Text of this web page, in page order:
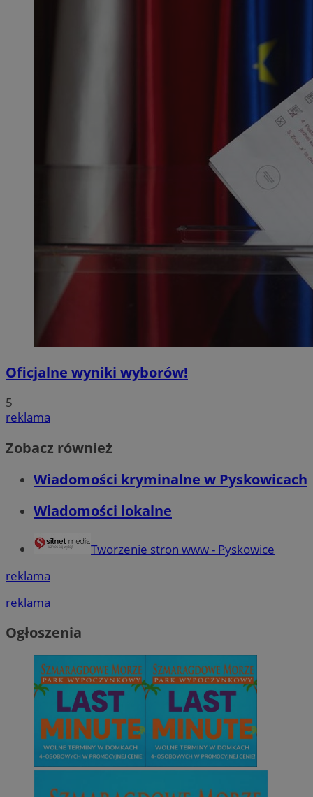
Oficjalne wyniki wyborów!
5
reklama
Zobacz również
Wiadomości kryminalne w Pyskowicach
Wiadomości lokalne
Tworzenie stron www - Pyskowice
reklama
reklama
Ogłoszenia